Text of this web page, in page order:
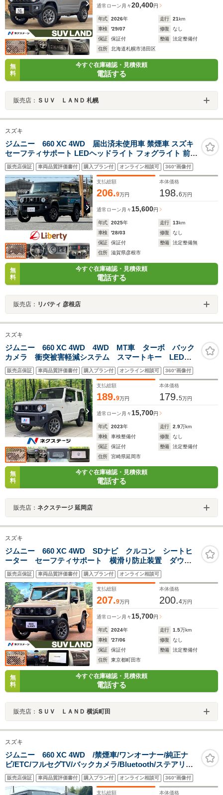
通常ローン 月々20,400円
年式 2026年 走行 21km
車検
'29/07 修復
なし
保証
保証付 整備
法定整備付
住所
北海道札幌市清田区
無
料
今すぐ在庫確認・見積依頼
電話する
販売店： ＳＵＶ ＬＡＮＤ 札幌
スズキ
ジムニー 660 XC 4WD 届出済未使用車 禁煙車 スズキ
セーフティサポート LEDヘッドライト フォグライト 前席
シートヒーター 革巻きステアリング クルーズコントロー
ル スマートキー プッシュスタート 障害物センサー 純正
アルミホイール
販売店保証 車両品質評価書付 購入プラン付 オンライン相談可 360°画像付
支払総額
206.9万円
本体価格
198.6万円
通常ローン 月々 15,600円
年式 2025年 走行 13km
車検
'28/03 修復
なし
保証
保証付 整備
法定整備無
住所
滋賀県彦根市
無
料
今すぐ在庫確認・見積依頼
電話する
販売店： リバティ 彦根店
スズキ
ジムニー 660 XC 4WD 4WD MT車 ターボ バック
カメラ 衝突被害軽減システム スマートキー LEDヘ
ッド クルコン 純正16インチアルミ オートハイビー
ム 車線逸脱警報 オートライト オートエアコン
販売店保証 車両品質評価書付 購入プラン付 オンライン相談可 360°画像付
支払総額
189.9万円
本体価格
179.5万円
通常ローン 月々 15,700円
年式 2023年 走行 2.9万km
車検
車検整備付 修復
なし
保証
保証付 整備
法定整備付
住所
宮崎県延岡市
無
料
今すぐ在庫確認・見積依頼
電話する
販売店： ネクステージ 延岡店
スズキ
ジムニー 660 XC 4WD SDナビ クルコン シートヒ
ーター セーフティサポート 横滑り防止装置 ダウン
ヒルアシスト アイドリングストップ スマートキー
LEDヘッド＆フォグ 純正16インチアルミ オートライ
ト オートエアコン
販売店保証 車両品質評価書付 購入プラン付 オンライン相談可
支払総額
207.9万円
本体価格
200.4万円
通常ローン 月々15,700円
年式 2024年 走行 1.5万km
車検
'27/06 修復
なし
保証
保証付 整備
法定整備付
住所
東京都町田市
無
料
今すぐ在庫確認・見積依頼
電話する
販売店： ＳＵＶ ＬＡＮＤ 横浜町田
スズキ
ジムニー 660 XC 4WD /禁煙車/ワンオーナー/純正ナ
ビ/ETC/フルセグTV/バックカメラ/Bluetooth/ステアリン
グスイッチ/クルーズコントロール/前席シートヒーター/ス
ズキセーフティサポート/車線逸脱警報/プッシュスタート/
電動格納ミラー/
販売店保証 車両品質評価書付 購入プラン付 オンライン相談可 360°画像付
支払総額 本体価格